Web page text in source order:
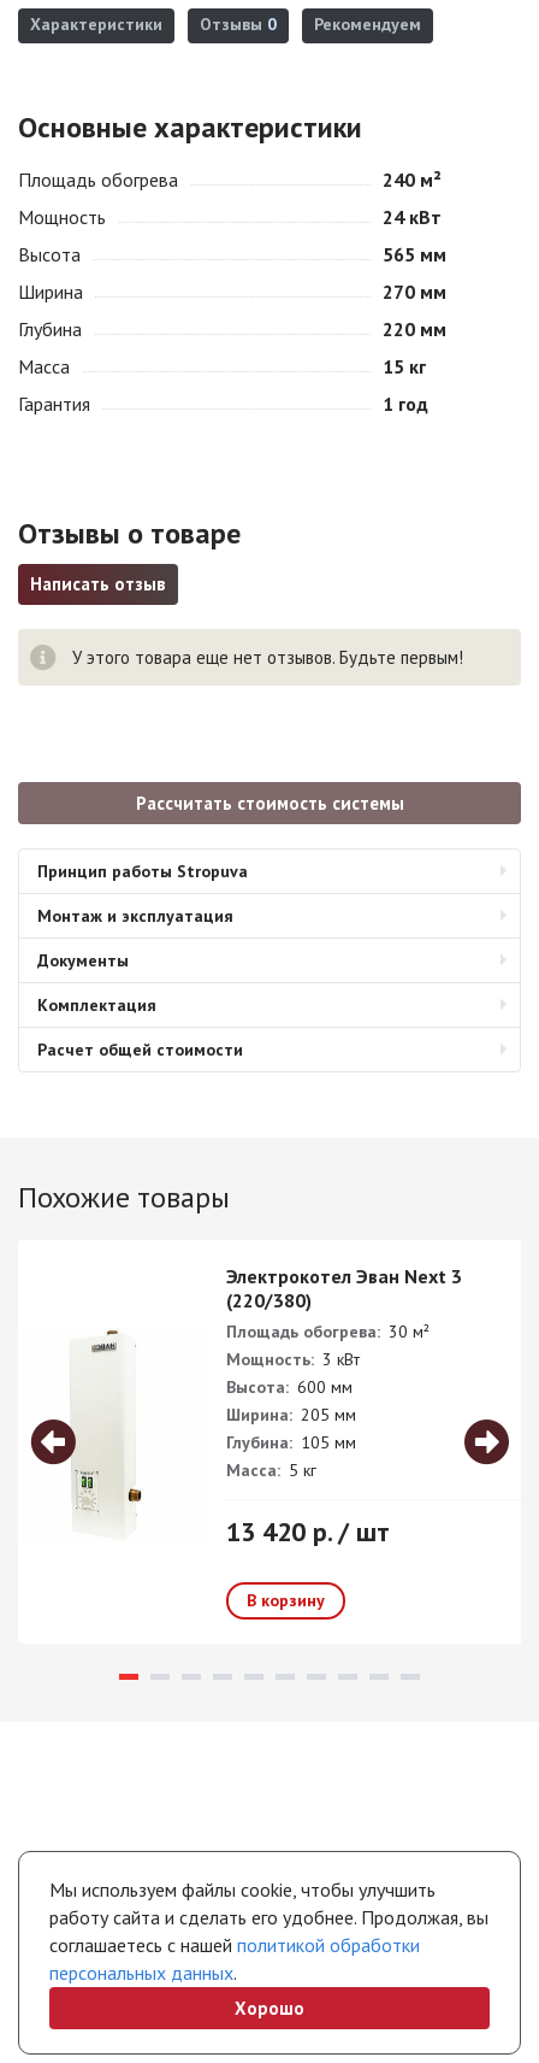
Характеристики Отзывы 0 Рекомендуем
Основные характеристики
Площадь обогрева
240 м²
Мощность
24 кВт
Высота
565 мм
Ширина
270 мм
Глубина
220 мм
Масса
15 кг
Гарантия
1 год
Отзывы о товаре
Написать отзыв
У этого товара еще нет отзывов. Будьте первым!
Рассчитать стоимость системы
Принцип работы Stropuva
Монтаж и эксплуатация
Документы
Комплектация
Расчет общей стоимости
Похожие товары
Электрокотел Эван Next 3
(220/380)
Площадь обогрева: 30 м²
Мощность: 3 кВт
Высота: 600 мм
Ширина: 205 мм
Глубина: 105 мм
Масса: 5 кг
13 420 р. / шт
Мы используем файлы cookie, чтобы улучшить
работу сайта и сделать его удобнее. Продолжая, вы
соглашаетесь с нашей политикой обработки
персональных данных.
Хорошо